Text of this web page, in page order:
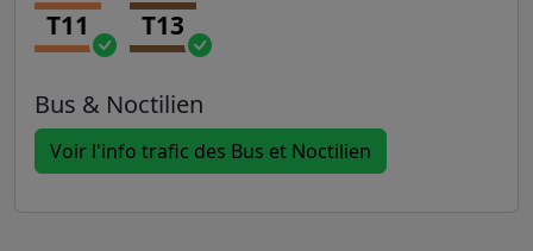
T11 T13
Bus & Noctilien
Voir l'info trafic des Bus et Noctilien